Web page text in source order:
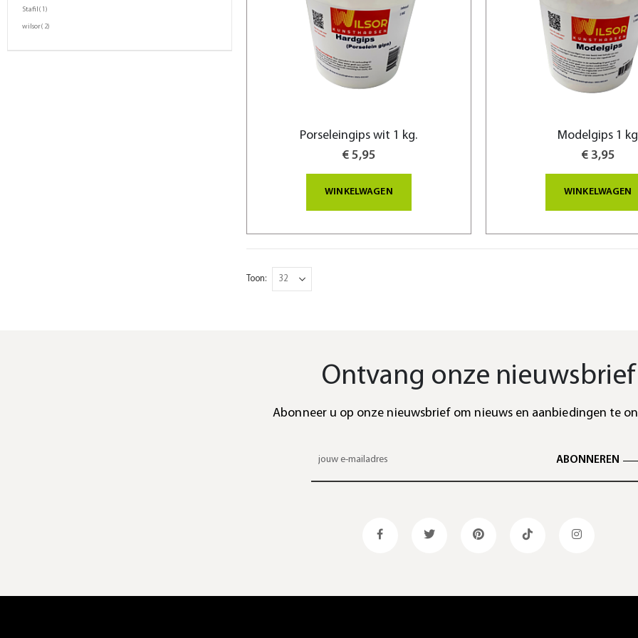
Porseleingips wit 1 kg.
€ 5,95
WINKELWAGEN
Modelgips 1 kg
€ 3,95
WINKELWAGEN
Toon
Stafil 1product
wilsor 2product
Ontvang onze nieuwsbrief
Abonneer u op onze nieuwsbrief om nieuws en aanbiedingen te
ABONNEREN